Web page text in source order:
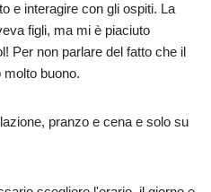
e interagire con gli ospiti. La
figli, ma mi è piaciuto
Per non parlare del fatto che il
buono.
pranzo e cena e solo su